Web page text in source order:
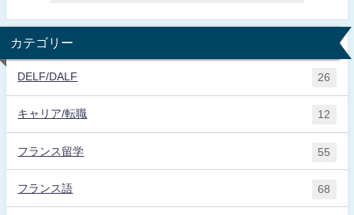
カテゴリー
DELF/DALF 26
キャリア/転職 12
フランス留学 55
フランス語 68